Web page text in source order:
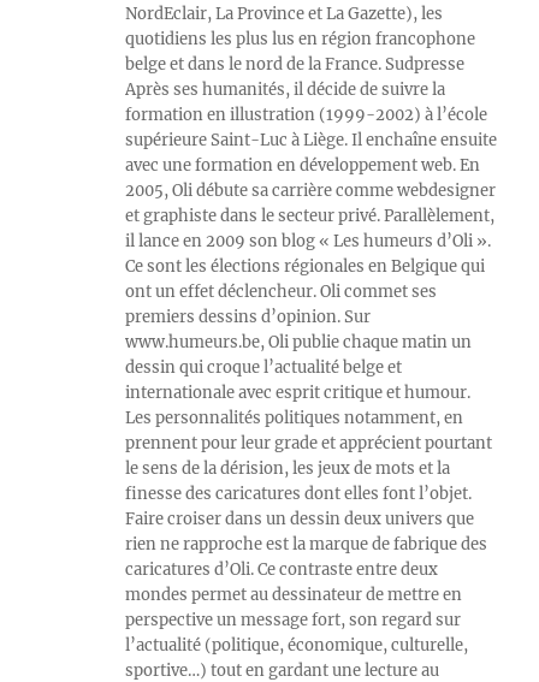
NordEclair, La Province et La Gazette), les
quotidiens les plus lus en région francophone
belge et dans le nord de la France. Sudpresse
Après ses humanités, il décide de suivre la
formation en illustration (1999-2002) à l’école
supérieure Saint-Luc à Liège. Il enchaîne ensuite
avec une formation en développement web. En
2005, Oli débute sa carrière comme webdesigner
et graphiste dans le secteur privé. Parallèlement,
il lance en 2009 son blog « Les humeurs d’Oli ».
Ce sont les élections régionales en Belgique qui
ont un effet déclencheur. Oli commet ses
premiers dessins d’opinion. Sur
www.humeurs.be, Oli publie chaque matin un
dessin qui croque l’actualité belge et
internationale avec esprit critique et humour.
Les personnalités politiques notamment, en
prennent pour leur grade et apprécient pourtant
le sens de la dérision, les jeux de mots et la
finesse des caricatures dont elles font l’objet.
Faire croiser dans un dessin deux univers que
rien ne rapproche est la marque de fabrique des
caricatures d’Oli. Ce contraste entre deux
mondes permet au dessinateur de mettre en
perspective un message fort, son regard sur
l’actualité (politique, économique, culturelle,
sportive…) tout en gardant une lecture au